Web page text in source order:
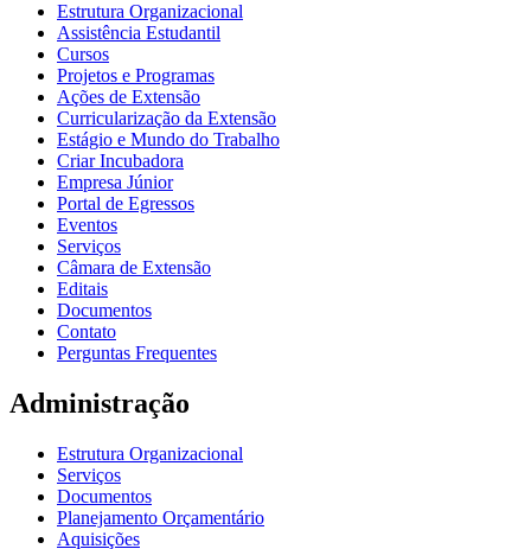
Estrutura Organizacional
Assistência Estudantil
Cursos
Projetos e Programas
Ações de Extensão
Curricularização da Extensão
Estágio e Mundo do Trabalho
Criar Incubadora
Empresa Júnior
Portal de Egressos
Eventos
Serviços
Câmara de Extensão
Editais
Documentos
Contato
Perguntas Frequentes
Administração
Estrutura Organizacional
Serviços
Documentos
Planejamento Orçamentário
Aquisições